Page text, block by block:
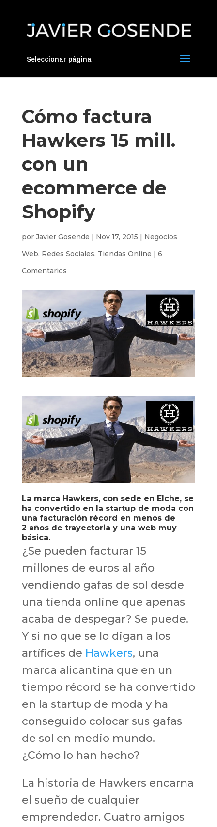
Seleccionar página
Cómo factura
Hawkers 15 mill.
con un
ecommerce de
Shopify
por Javier Gosende | Nov 17, 2015 | Negocios
Web, Redes Sociales, Tiendas Online | 6
Comentarios
La marca Hawkers, con sede en Elche, se
ha convertido en la startup de moda con
una facturación récord en menos de
2 años de trayectoria y una web muy
básica.
¿Se pueden facturar 15
millones de euros al año
vendiendo gafas de sol desde
una tienda online que apenas
acaba de despegar? Se puede.
Y si no que se lo digan a los
artífices de Hawkers, una
marca alicantina que en un
tiempo récord se ha convertido
en la startup de moda y ha
conseguido colocar sus gafas
de sol en medio mundo.
¿Cómo lo han hecho?
La historia de Hawkers encarna
el sueño de cualquier
emprendedor. Cuatro amigos